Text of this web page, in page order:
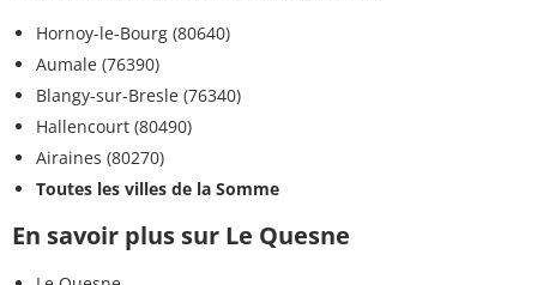
Hornoy-le-Bourg (80640)
Aumale (76390)
Blangy-sur-Bresle (76340)
Hallencourt (80490)
Airaines (80270)
Toutes les villes de la Somme
En savoir plus sur Le Quesne